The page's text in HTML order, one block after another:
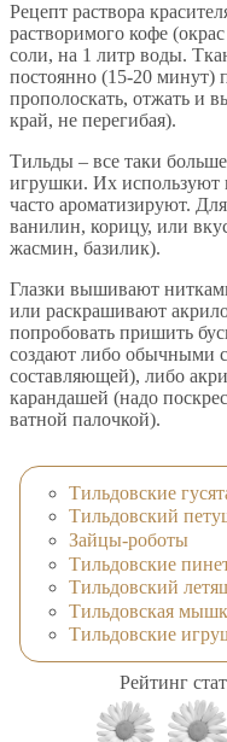
Рецепт раствора
растворимого кофе
соли, на 1 литр воды.
постоянно (15-20 минут)
прополоскать, отжать и
край, не перегибая).
Тильды – все таки
игрушки. Их используют
часто ароматизируют.
ванилин, корицу, или
жасмин, базилик).
Глазки вышивают
или раскрашивают
попробовать пришить
создают либо обычными
составляющей), либо
карандашей (надо
ватной палочкой).
Тильдовские
Тильдовский
Зайцы-роботы
Тильдовские
Тильдовский
Тильдовская
Тильдовские
Рейтинг